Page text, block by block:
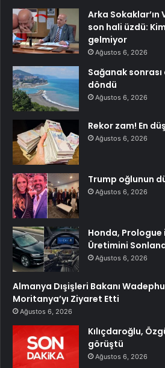
Arka Sokaklar’ın
son hali üzdü:
gelmiyor
Ağustos 6, 2026
Sağanak
döndü
Ağustos 6, 2026
Rekor zam! En
Ağustos 6, 2026
Trump oğlunun
Ağustos 6, 2026
Honda, Prologue
Üretimini
Ağustos 6, 2026
Almanya Dışişleri Bakanı
Moritanya’yı Ziyaret Etti
Ağustos 6, 2026
Kılıçdaroğlu,
görüştü
Ağustos 6, 2026